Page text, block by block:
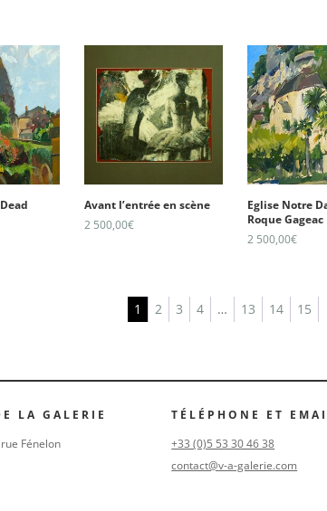
Avant l’entrée en scène
2 500,00€
Eglise Notre
Roque Gageac
2 500,00€
1 2 3 4 … 13 14 15
LA GALERIE
Fénelon
TÉLÉPHONE ET
+33 (0)5 53 30 46 38
contact@v-a-galerie.com